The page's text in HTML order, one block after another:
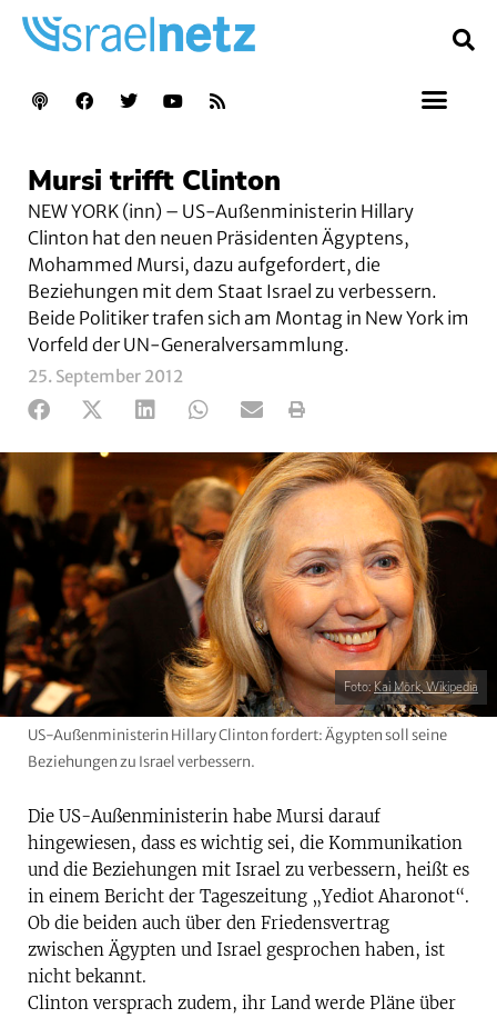
Mursi trifft Clinton
NEW YORK (inn) – US-Außenministerin Hillary
Clinton hat den neuen Präsidenten Ägyptens,
Mohammed Mursi, dazu aufgefordert, die
Beziehungen mit dem Staat Israel zu verbessern.
Beide Politiker trafen sich am Montag in New York im
Vorfeld der UN-Generalversammlung.
25. September 2012
Foto:Kai Mörk, Wikipedia
US-Außenministerin Hillary Clinton fordert: Ägypten soll seine
Beziehungen zu Israel verbessern.
Die US-Außenministerin habe Mursi darauf
hingewiesen, dass es wichtig sei, die Kommunikation
und die Beziehungen mit Israel zu verbessern, heißt es
in einem Bericht der Tageszeitung „Yediot Aharonot“.
Ob die beiden auch über den Friedensvertrag
zwischen Ägypten und Israel gesprochen haben, ist
nicht bekannt.
Clinton versprach zudem, ihr Land werde Pläne über